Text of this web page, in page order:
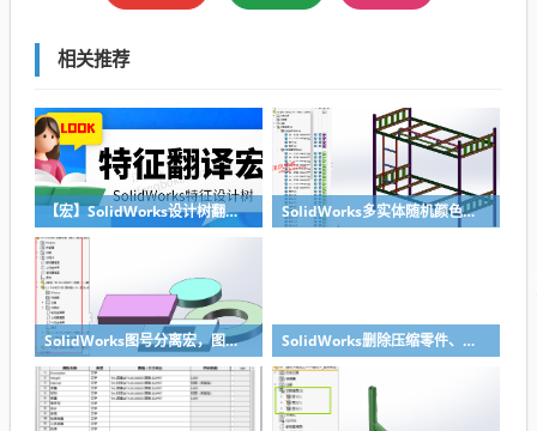
相关推荐
【宏】SolidWorks设计树翻译宏下载，实现特征的中英翻译 SolidWorks多实体随机颜色宏下载，多实体钣金焊件随机上色
SolidWorks图号分离宏，图号名称装配体自动遍历所有零件自动更新 SolidWorks删除压缩零件、特征、配合宏，让设计树更整洁